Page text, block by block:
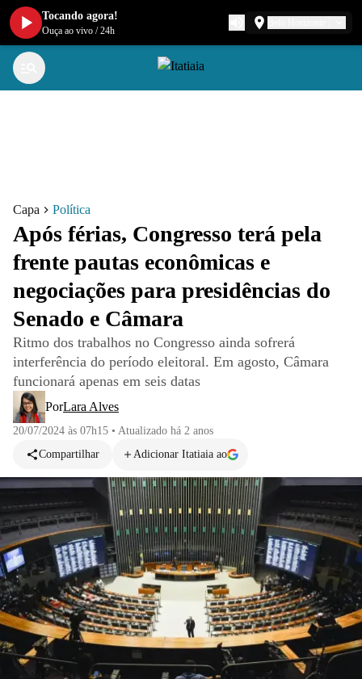
Capa Política
Após férias, Congresso terá pela
frente pautas econômicas e
negociações para presidências do
Senado e Câmara
Ritmo dos trabalhos no Congresso ainda sofrerá
interferência do período eleitoral. Em agosto, Câmara
funcionará apenas em seis datas
PorLara Alves
20/07/2024 às 07h15 • Atualizado há 2 anos
Compartilhar
Adicionar Itatiaia ao
Tocando agora!
Ouça ao vivo /24h